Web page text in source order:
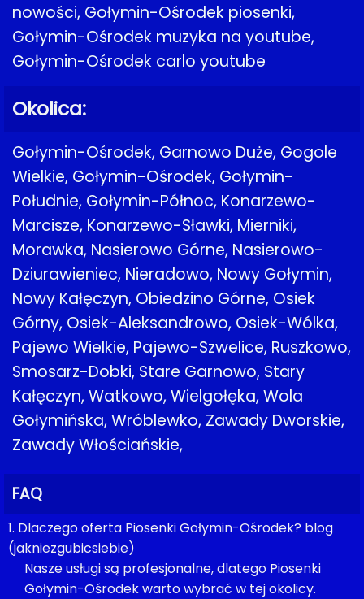
nowości, Gołymin-Ośrodek piosenki,
Gołymin-Ośrodek muzyka na youtube,
Gołymin-Ośrodek carlo youtube
Okolica:
Gołymin-Ośrodek, Garnowo Duże, Gogole
Wielkie, Gołymin-Ośrodek, Gołymin-
Południe, Gołymin-Północ, Konarzewo-
Marcisze, Konarzewo-Sławki, Mierniki,
Morawka, Nasierowo Górne, Nasierowo-
Dziurawieniec, Nieradowo, Nowy Gołymin,
Nowy Kałęczyn, Obiedzino Górne, Osiek
Górny, Osiek-Aleksandrowo, Osiek-Wólka,
Pajewo Wielkie, Pajewo-Szwelice, Ruszkowo,
Smosarz-Dobki, Stare Garnowo, Stary
Kałęczyn, Watkowo, Wielgołęka, Wola
Gołymińska, Wróblewko, Zawady Dworskie,
Zawady Włościańskie,
FAQ
1. Dlaczego oferta Piosenki Gołymin-Ośrodek? blog
(jakniezgubicsiebie)
Nasze usługi są profesjonalne, dlatego Piosenki
Gołymin-Ośrodek warto wybrać w tej okolicy.